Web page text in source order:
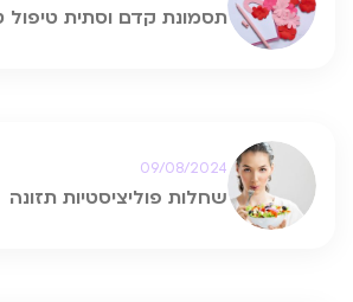
תסמונת קדם וסתית טיפול
שחלות פוליציסטיות תזונה
09/08/2024